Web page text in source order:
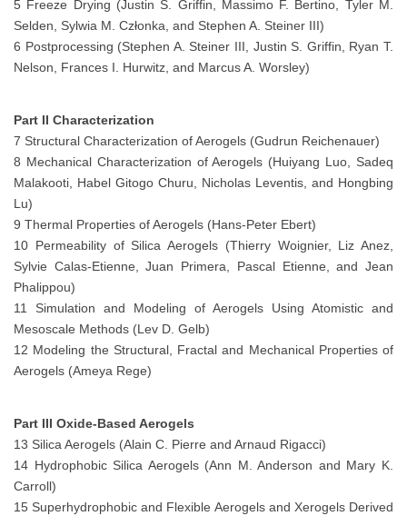
5 Freeze Drying (Justin S. Griffin, Massimo F. Bertino, Tyler M.
Selden, Sylwia M. Członka, and Stephen A. Steiner III)
6 Postprocessing (Stephen A. Steiner III, Justin S. Griffin, Ryan T.
Nelson, Frances I. Hurwitz, and Marcus A. Worsley)
Part II Characterization
7 Structural Characterization of Aerogels (Gudrun Reichenauer)
8 Mechanical Characterization of Aerogels (Huiyang Luo, Sadeq
Malakooti, Habel Gitogo Churu, Nicholas Leventis, and Hongbing
Lu)
9 Thermal Properties of Aerogels (Hans-Peter Ebert)
10 Permeability of Silica Aerogels (Thierry Woignier, Liz Anez,
Sylvie Calas-Etienne, Juan Primera, Pascal Etienne, and Jean
Phalippou)
11 Simulation and Modeling of Aerogels Using Atomistic and
Mesoscale Methods (Lev D. Gelb)
12 Modeling the Structural, Fractal and Mechanical Properties of
Aerogels (Ameya Rege)
Part III Oxide-Based Aerogels
13 Silica Aerogels (Alain C. Pierre and Arnaud Rigacci)
14 Hydrophobic Silica Aerogels (Ann M. Anderson and Mary K.
Carroll)
15 Superhydrophobic and Flexible Aerogels and Xerogels Derived